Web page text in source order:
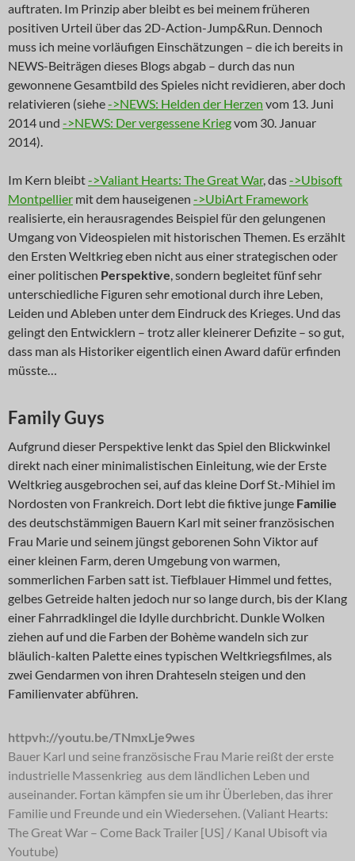
auftraten. Im Prinzip aber bleibt es bei meinem früheren
positiven Urteil über das 2D-Action-Jump&Run. Dennoch
muss ich meine vorläufigen Einschätzungen – die ich bereits in
NEWS-Beiträgen dieses Blogs abgab – durch das nun
gewonnene Gesamtbild des Spieles nicht revidieren, aber doch
relativieren (siehe->NEWS: Helden der Herzen vom 13. Juni
2014 und ->NEWS: Der vergessene Kriegvom 30. Januar
2014).
Im Kern bleibt->Valiant Hearts: The Great War, das->Ubisoft
Montpellier mit dem hauseigenen ->UbiArt Framework
realisierte, ein herausragendes Beispiel für den gelungenen
Umgang von Videospielen mit historischen Themen. Es erzählt
den Ersten Weltkrieg eben nicht aus einer strategischen oder
einer politischen Perspektive, sondern begleitet fünf sehr
unterschiedliche Figuren sehr emotional durch ihre Leben,
Leiden und Ableben unter dem Eindruck des Krieges. Und das
gelingt den Entwicklern – trotz aller kleinerer Defizite – so gut,
dass man als Historiker eigentlich einen Award dafür erfinden
müsste…
Family Guys
Aufgrund dieser Perspektive lenkt das Spiel den Blickwinkel
direkt nach einer minimalistischen Einleitung, wie der Erste
Weltkrieg ausgebrochen sei, auf das kleine Dorf St.-Mihiel im
Nordosten von Frankreich. Dort lebt die fiktive junge Familie
des deutschstämmigen Bauern Karl mit seiner französischen
Frau Marie und seinem jüngst geborenen Sohn Viktor auf
einer kleinen Farm, deren Umgebung von warmen,
sommerlichen Farben satt ist. Tiefblauer Himmel und fettes,
gelbes Getreide halten jedoch nur so lange durch, bis der Klang
einer Fahrradklingel die Idylle durchbricht. Dunkle Wolken
ziehen auf und die Farben der Bohème wandeln sich zur
bläulich-kalten Palette eines typischen Weltkriegsfilmes, als
zwei Gendarmen von ihren Drahteseln steigen und den
Familienvater abführen.
httpvh://youtu.be/TNmxLje9wes
Bauer Karl und seine französische Frau Marie reißt der erste
industrielle Massenkrieg aus dem ländlichen Leben und
auseinander. Fortan kämpfen sie um ihr Überleben, das ihrer
Familie und Freunde und ein Wiedersehen. (Valiant Hearts:
The Great War – Come Back Trailer [US] / Kanal Ubisoft via
Youtube)